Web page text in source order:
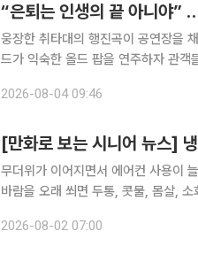
“은퇴는 인생의 끝 아니야”
웅장한 취타대의 행진곡이 공연장을
드가 익숙한 올드 팝을 연주하자 관
명룡) 시니어문화예술단은 지난달 31
2026-08-04 09:46
[만화로 보는 시니어 뉴스]
무더위가 이어지면서 에어컨 사용이
바람을 오래 쐬면 두통, 콧물, 몸살,
질병관리청에 따르면 실내외 온도 차
2026-08-02 07:00